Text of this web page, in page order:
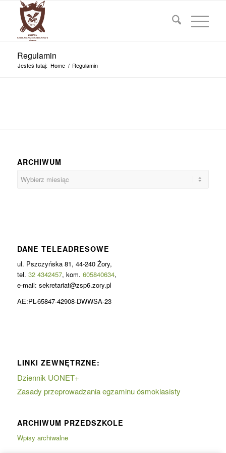
Regulamin
Jesteś tutaj: Home / Regulamin
ARCHIWUM
DANE TELEADRESOWE
ul. Pszczyńska 81, 44-240 Żory,
tel. 32 4342457, kom. 605840634,
e-mail: sekretariat@zsp6.zory.pl
AE:PL-65847-42908-DWWSA-23
LINKI ZEWNĘTRZNE:
Dziennik UONET+
Zasady przeprowadzania egzaminu ósmoklasisty
ARCHIWUM PRZEDSZKOLE
Wpisy archiwalne